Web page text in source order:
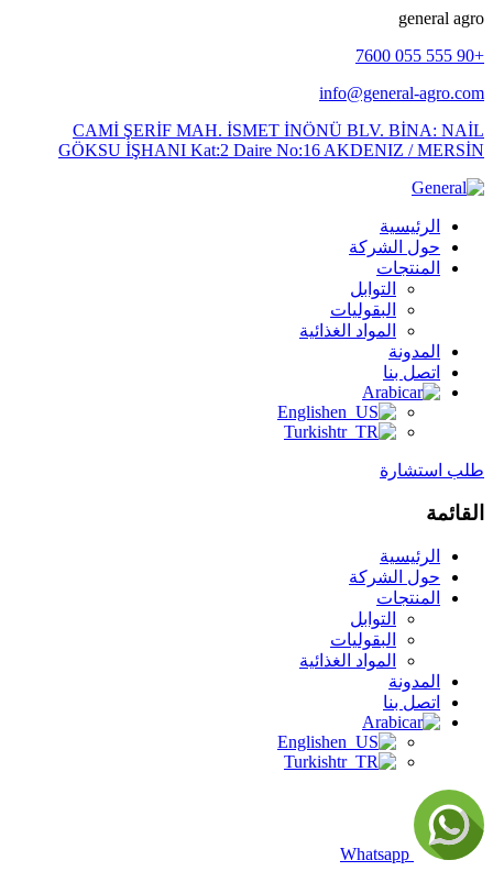
general agro
+90 555 055 7600
info@general-agro.com
CAMİ ŞERİF MAH. İSMET İNÖNÜ BLV. BİNA: NAİL
GÖKSU İŞHANI Kat:2 Daire No:16 AKDENIZ / MERSİN
الرئيسية
حول الشركة
المنتجات
التوابل
البقوليات
المواد الغذائية
المدونة
اتصل بنا
Arabic
English
Turkish
طلب استشارة
القائمة
الرئيسية
حول الشركة
المنتجات
التوابل
البقوليات
المواد الغذائية
المدونة
اتصل بنا
Arabic
English
Turkish
Whatsapp